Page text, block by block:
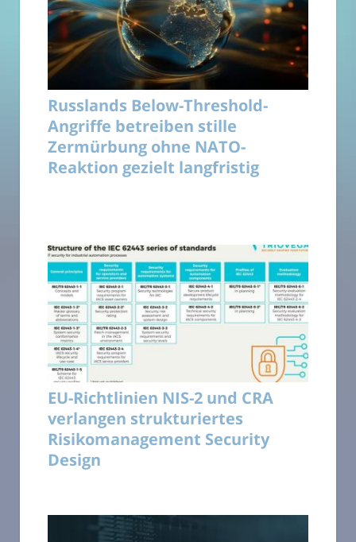
Russlands Below-Threshold-
Angriffe betreiben stille
Zermürbung ohne NATO-
Reaktion gezielt langfristig
EU-Richtlinien NIS-2 und CRA
verlangen strukturiertes
Risikomanagement Security
Design